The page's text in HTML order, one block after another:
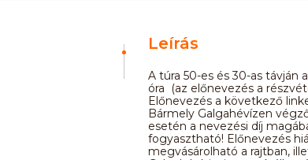
Leírás
A túra 50-es és 30-as távján
óra (az előnevezés a
Előnevezés a következő
Bármely Galgahévízen
esetén a nevezési díj
fogyasztható! Előnevezés
megvásárolható a rajtban,